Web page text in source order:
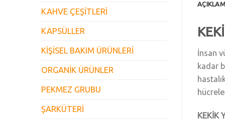
KAHVE ÇEŞİTLERİ
KAPSÜLLER
KİŞİSEL BAKIM ÜRÜNLERİ
ORGANİK ÜRÜNLER
PEKMEZ GRUBU
ŞARKÜTERİ
İnsan
kadar
KEKİK